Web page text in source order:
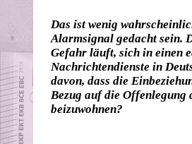
Das ist wenig
Alarmsignal gedacht sein.
Gefahr läuft, sich in einen
Nachrichtendienste in
davon, dass die
Bezug auf die Offenlegung
beizuwohnen?